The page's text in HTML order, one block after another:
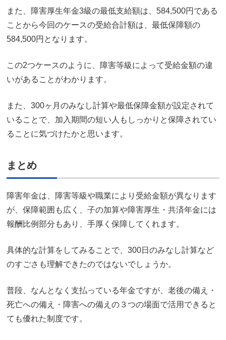
また、障害厚生年金3級の最低支給額は、584,500円である
ことから今回のケースの受給合計額は、最低保障額の
584,500円となります。
この2つケースのように、障害等級によって受給金額の違
いがあることがわかります。
また、300ヶ月のみなし計算や最低保障金額が設定されて
いることで、加入期間の短い人もしっかりと保障されてい
ることに気づけたかと思います。
まとめ
障害年金は、障害等級や職業により受給金額が異なります
が、保障範囲も広く、子の加算や障害厚生・共済年金には
報酬比例部分もあり、手厚く保障してくれます。
具体的な計算をしてみることで、300日のみなし計算など
のすごさも理解できたのではないでしょうか。
普段、なんとなく支払っている年金ですが、老後の備え・
死亡への備え・障害への備えの３つの場面で活用できると
ても優れた制度です。